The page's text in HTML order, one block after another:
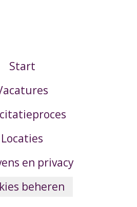
Start
Locaties
en privacy
beheren